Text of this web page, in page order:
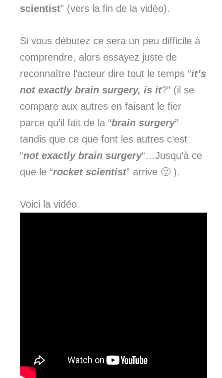
scientist” (vers la fin de la vidéo).
Si vous débutez ce sera un peu difficile à
comprendre, alors essayez juste de
reconnaître l’acteur dire tout le temps “it’s
not exactly brain surgery, is it?” (il se
compare aux autres en faisant le fier
parce qu’il fait de la “brain surgery”
tandis que ce que font les autres c’est
“not exactly brain surgery“…Jusqu’à ce
que le “rocket scientist” arrive 🙂 ).
Voici la vidéo